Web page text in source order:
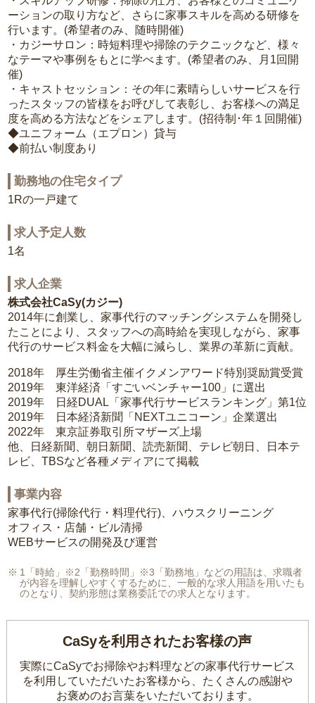
ーションの取り方など、さらに家事スキルを高める研修を
行います。(希望者のみ、随時開催)
・カジーサロン：時短料理や掃除のテクニックなど、様々
なテーマや事例をもとに学べます。(希望者のみ、月1回開
催)
・キャストセッション：その年に素晴らしいサービスを行
ったスタッフの皆様をお呼びして表彰し、お客様への満足
度を高める方法などをシェアします。(招待制･年１回開催)
◆ユニフォーム（エプロン）貸与
◆前払い制度あり
勤務地の住宅タイプ
1Rの一戸建て
求人予定人数
1名
求人企業
株式会社CaSy(カジー)
2014年に創業し、家事代行のマッチングシステムを開発し
たことにより、スタッフへの高時給を実現しながら、家事
代行のサービス料金を大幅に減らし、業界の革新に貢献。
2018年 厚生労働省主催イクメンアワード特別奨励賞受賞
2019年 東洋経済「すごいベンチャー100」に選出
2019年 日経DUAL「家事代行サービスランキング」第1位
2019年 日本経済新聞「NEXTユニコーン」企業選出
2022年 東京証券取引所マザーズ上場
他、日経新聞、朝日新聞、読売新聞、テレビ朝日、日本テ
レビ、TBSなど各種メディアにて掲載
事業内容
家事代行(掃除代行・料理代行)、ハウスクリーニング
オフィス・店舗・ビル清掃
WEBサービスの開発及び運営
1「時給」※2「勤務時間」※3「勤務地」などの用語は、求職者
が内容を理解しやすくするために、一般的な求人用語を用いたも
のとなり、契約形態は業務委託での求人となります。
CaSyを利用されたお客様の声
実際にCaSyでお掃除やお料理などの家事代行サービス
を利用していただいたお客様から、 たくさんの感謝や
お褒めのお言葉をいただいております。